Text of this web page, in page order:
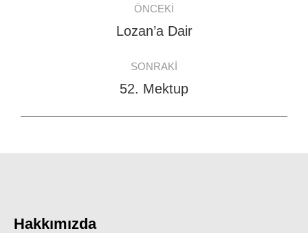
navigation
ÖNCEKI
Previous
Lozan’a Dair
SONRAKI
Next
52. Mektup
Hakkımızda